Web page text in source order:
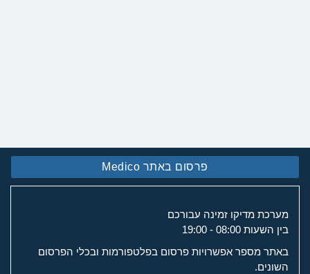
פרסום באתר Medico
מערכת מדיקו זמינה עבורכם
בין השעות 08:00 - 19:00
באתר מספר אפשרויות פרסום בפלטפורמות ובכלי הפרסום
השונים.